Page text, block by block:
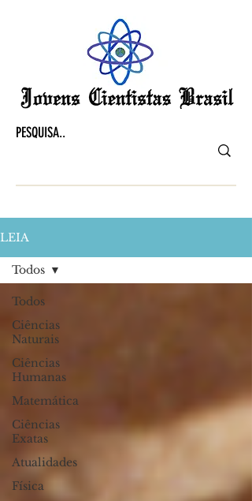
LEIA
Todos
Ciências
Naturais
Ciências
Humanas
Matemática
Ciências
Exatas
Atualidades
Física
Todos